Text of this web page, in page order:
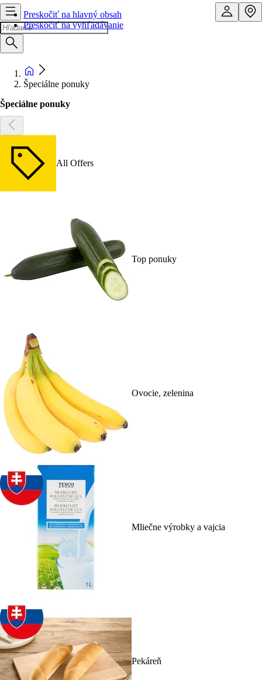
Preskočiť na hlavný obsah
Preskočiť na vyhľadávanie
Špeciálne ponuky
Špeciálne ponuky
All Offers
Top ponuky
Ovocie, zelenina
Mliečne výrobky a vajcia
Pekáreň